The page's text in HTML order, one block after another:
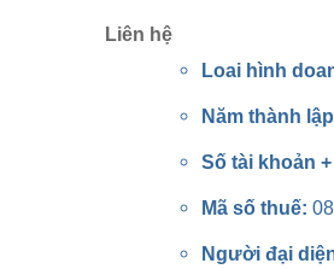
Liên hệ
Loai hình
Năm thành
Số tài khoản
Mã số thuế:
Người đại